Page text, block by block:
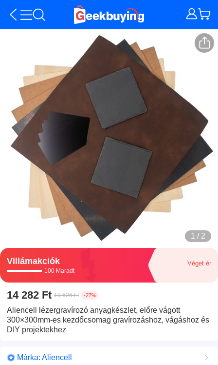
1 / 2
Villámakciók
100 Maradt
Véget ér
14 282 Ft 19 626 Ft -27%
Aliencell lézergravírozó anyagkészlet, előre vágott
300×300mm-es kezdőcsomag gravírozáshoz, vágáshoz és
DIY projektekhez
Márka: Aliencell